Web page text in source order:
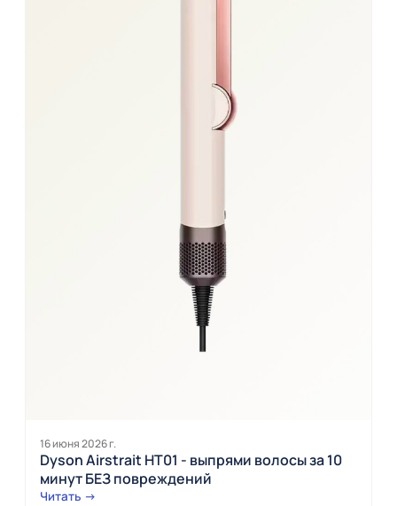
16 июня 2026 г.
Dyson Airstrait HT01 - выпрями волосы за 10
минут БЕЗ повреждений
Читать →